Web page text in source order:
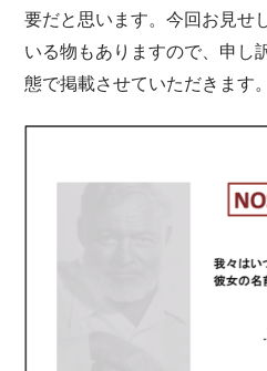
要だと思います。今回お見せ
いる物もありますので、申し
態で掲載させていただきます。